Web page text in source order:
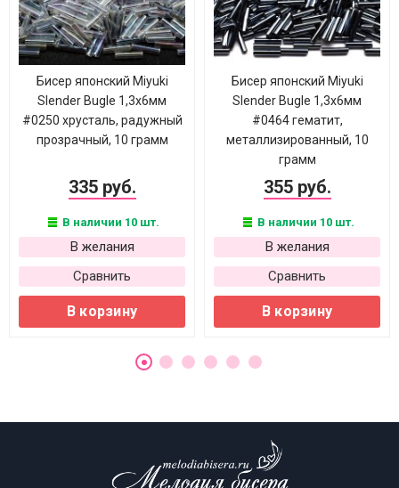
Бисер японский Miyuki
Slender Bugle 1,3х6мм
#0250 хрусталь, радужный
прозрачный, 10 грамм
335 руб.
В наличии 10 шт.
В желания
Сравнить
В корзину
Бисер японский Miyuki
Slender Bugle 1,3х6мм
#0464 гематит,
металлизированный, 10
грамм
355 руб.
В наличии 10 шт.
В желания
Сравнить
В корзину